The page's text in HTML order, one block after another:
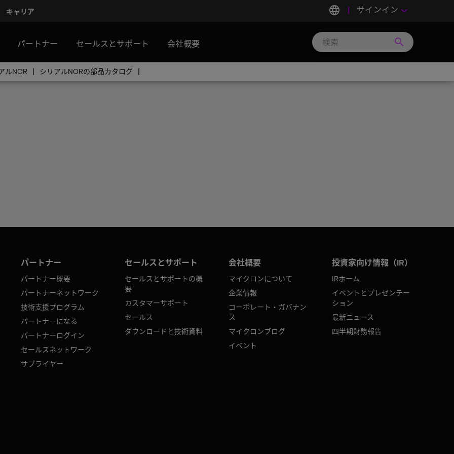
キャリア language サインイン keyboard_arrow_down
パートナー セールスとサポート 会社概要 search
ルNOR シリアルNORの部品カタログ
パートナー
パートナー概要
パートナーネットワーク
技術支援プログラム
パートナーになる
パートナーログイン
セールスネットワーク
サプライヤー
セールスとサポート
セールスとサポートの概
要
カスタマーサポート
セールス
ダウンロードと技術資料
会社概要
マイクロンについて
企業情報
コーポレート・ガバナン
ス
マイクロンブログ
イベント
投資家向け情報（IR）
IRホーム
イベントとプレゼンテー
ション
最新ニュース
四半期財務報告